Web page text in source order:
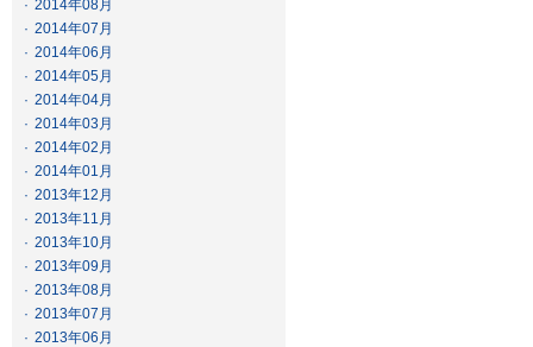
· 2014年08月
· 2014年07月
· 2014年06月
· 2014年05月
· 2014年04月
· 2014年03月
· 2014年02月
· 2014年01月
· 2013年12月
· 2013年11月
· 2013年10月
· 2013年09月
· 2013年08月
· 2013年07月
· 2013年06月